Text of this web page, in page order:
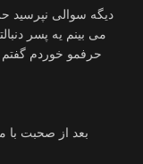
دیگه سوالی نپرسید
می بینم یه پسر
حرفمو خوردم گفتم
بعد از صحبت با